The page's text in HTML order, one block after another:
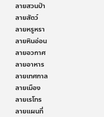
ลายสวนป่า
ลายสัตว์
ลายหรูหรา
ลายหินอ่อน
ลายอวกาศ
ลายอาหาร
ลายเทศกาล
ลายเมือง
ลายเรโทร
ลายแผนที่